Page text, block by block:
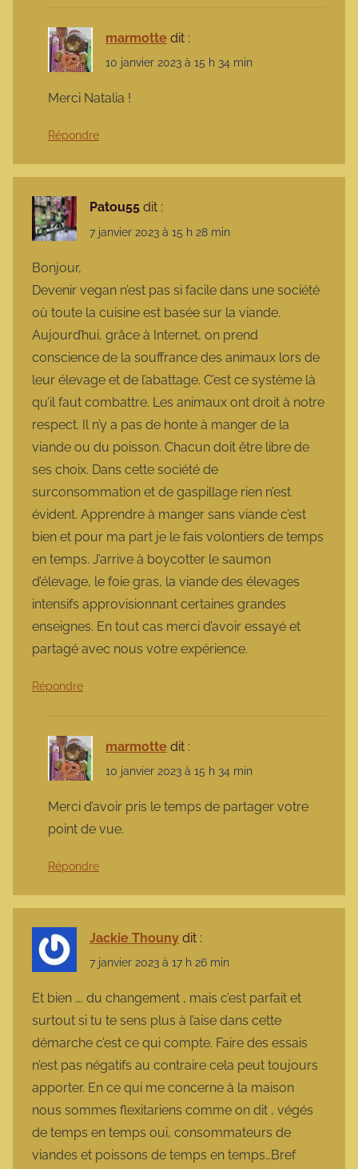
marmotte dit :
10 janvier 2023 à 15 h 34 min
Merci Natalia !
Répondre
Patou55 dit :
7 janvier 2023 à 15 h 28 min
Bonjour,
Devenir vegan n’est pas si facile dans une société
où toute la cuisine est basée sur la viande.
Aujourd’hui, grâce à Internet, on prend
conscience de la souffrance des animaux lors de
leur élevage et de l’abattage. C’est ce système là
qu’il faut combattre. Les animaux ont droit à notre
respect. Il n’y a pas de honte à manger de la
viande ou du poisson. Chacun doit être libre de
ses choix. Dans cette société de
surconsommation et de gaspillage rien n’est
évident. Apprendre à manger sans viande c’est
bien et pour ma part je le fais volontiers de temps
en temps. J’arrive à boycotter le saumon
d’élevage, le foie gras, la viande des élevages
intensifs approvisionnant certaines grandes
enseignes. En tout cas merci d’avoir essayé et
partagé avec nous votre expérience.
Répondre
marmotte dit :
10 janvier 2023 à 15 h 34 min
Merci d’avoir pris le temps de partager votre
point de vue.
Répondre
Jackie Thouny dit :
7 janvier 2023 à 17 h 26 min
Et bien …. du changement , mais c’est parfait et
surtout si tu te sens plus à l’aise dans cette
démarche c’est ce qui compte. Faire des essais
n’est pas négatifs au contraire cela peut toujours
apporter. En ce qui me concerne à la maison
nous sommes flexitariens comme on dit , végés
de temps en temps oui, consommateurs de
viandes et poissons de temps en temps…Bref